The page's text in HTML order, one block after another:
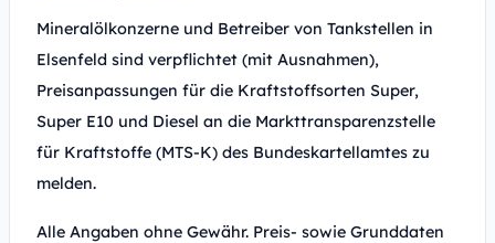
Mineralölkonzerne und Betreiber von Tankstellen in
Elsenfeld sind verpflichtet (mit Ausnahmen),
Preisanpassungen für die Kraftstoffsorten Super,
Super E10 und Diesel an die Markttransparenzstelle
für Kraftstoffe (MTS-K) des Bundeskartellamtes zu
melden.
Alle Angaben ohne Gewähr. Preis- sowie Grunddaten